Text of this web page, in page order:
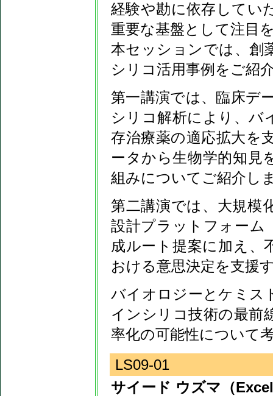
経験や勘に依存してい
重要な基盤として注目
本セッションでは、創
シリコ活用事例をご紹
第一講演では、臨床デ
シリコ解析により、バ
存治療薬の適応拡大を
ータから生物学的知見
組みについてご紹介し
第二講演では、大規模
設計プラットフォーム
成ルート提案に加え、
おける意思決定を支援
バイオロジーとケミス
インシリコ技術の最前
率化の可能性について
LS09-01
サイード ウズマ（